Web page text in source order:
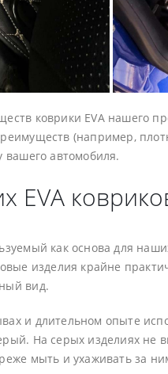
коврики EVA нашего
(например,
вашего автомобиля.
EVA
как основа для
изделия крайне
вид.
и длительном опыте
На серых изделиях не
мыть и ухаживать за